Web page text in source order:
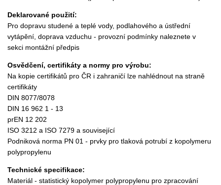
Deklarované použití:
Pro dopravu studené a teplé vody, podlahového a ústřední
vytápění, doprava vzduchu - provozní podmínky naleznete v
sekci montážní předpis
Osvědčení, certifikáty a normy pro výrobu:
Na kopie certifikátů pro ČR i zahraničí lze nahlédnout na straně
certifikáty
DIN 8077/8078
DIN 16 962 1 - 13
prEN 12 202
ISO 3212 a ISO 7279 a související
Podniková norma PN 01 - prvky pro tlaková potrubí z kopolymeru
polypropylenu
Technické specifikace:
Materiál - statistický kopolymer polypropylenu pro zpracování